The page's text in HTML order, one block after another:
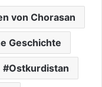
von Chorasan
Geschichte
Ostkurdistan